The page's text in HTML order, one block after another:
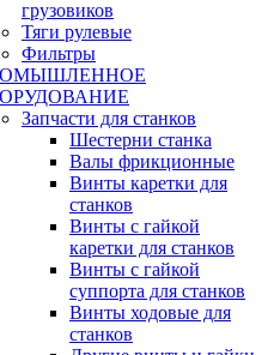
грузовиков
Тяги рулевые
Фильтры
Запчасти для станков
Шестерни станка
Валы фрикционные
Винты каретки для
станков
Винты с гайкой
каретки для станков
Винты с гайкой
суппорта для станков
Винты ходовые для
станков